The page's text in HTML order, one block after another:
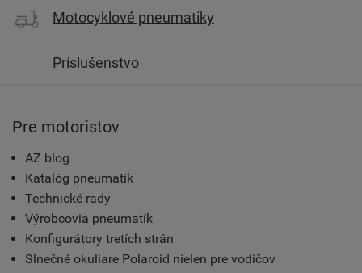
Motocyklové pneumatiky
Príslušenstvo
Pre motoristov
AZ blog
Katalóg pneumatík
Technické rady
Výrobcovia pneumatík
Konfigurátory tretích strán
Slnečné okuliare Polaroid nielen pre vodičov